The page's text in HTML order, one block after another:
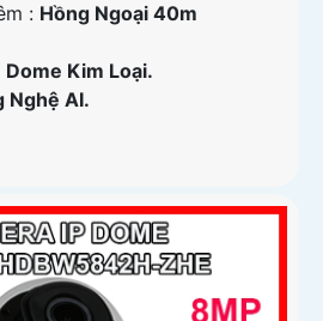
: Hồng Ngoại 40m
Dome Kim Loại.
Nghệ AI.